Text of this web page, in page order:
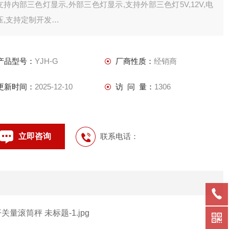
持内部三色灯显示,外部三色灯显示,支持外部三色灯5V,12V,电
,支持定制开发
料控制,组合进料,放料控制
功能
持4-20ma输出,支持0-5V
品型号： YJH-G 厂商性质： 经销商
新时间： 2025-12-10 访 问 量： 1306
立即咨询 联系电话：